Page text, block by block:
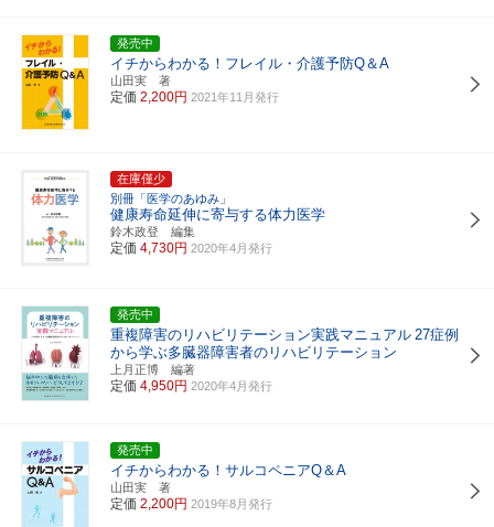
発売中
イチからわかる！フレイル・介護予防Q＆A
山田実 著
定価 2,200円 2021年11月発行
在庫僅少
別冊「医学のあゆみ」
健康寿命延伸に寄与する体力医学
鈴木政登 編集
定価 4,730円 2020年4月発行
発売中
重複障害のリハビリテーション実践マニュアル 27症例
から学ぶ多臓器障害者のリハビリテーション
上月正博 編著
定価 4,950円 2020年4月発行
発売中
イチからわかる！サルコペニアQ＆A
山田実 著
定価 2,200円 2019年8月発行